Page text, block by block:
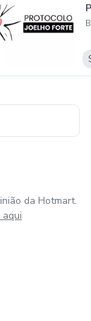
da Hotmart.
aqui